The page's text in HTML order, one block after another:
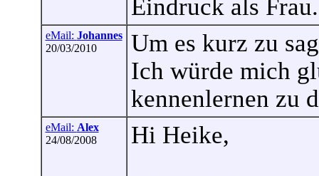
Eindruck als
eMail: Johannes
20/03/2010
Um es kurz zu
Ich würde mich
kennenlernen zu
eMail: Alex
24/08/2008
Hi Heike,